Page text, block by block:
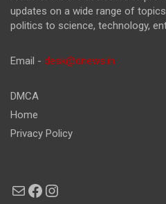
updates on a wide range of
politics to science, technology,
Email - desk@dnews.in
DMCA
Home
Privacy Policy
MailFacebook
Instagram